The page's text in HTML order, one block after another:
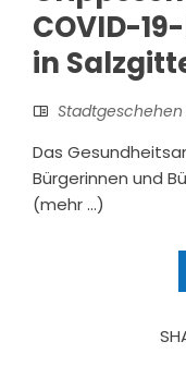
COVID-
in
Das
Bürgerinnen und
(mehr …)